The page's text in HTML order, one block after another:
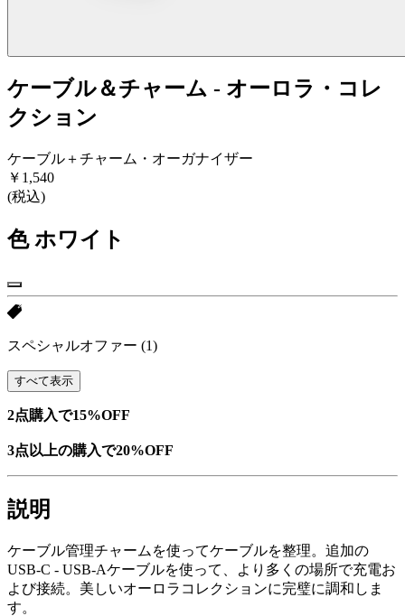
ケーブル＆チャーム - オーロラ・コレ
クション
ケーブル＋チャーム・オーガナイザー
￥1,540
(税込)
色 ホワイト
スペシャルオファー (1)
すべて表示
2点購入で15%OFF
3点以上の購入で20%OFF
説明
ケーブル管理チャームを使ってケーブルを整理。追加の
USB-C - USB-Aケーブルを使って、より多くの場所で充電お
よび接続。美しいオーロラコレクションに完璧に調和しま
す。